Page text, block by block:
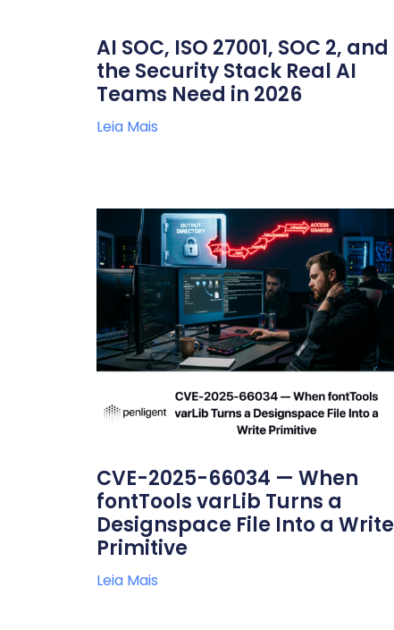
AI SOC, ISO 27001, SOC 2, and
the Security Stack Real AI
Teams Need in 2026
Leia Mais
CVE-2025-66034 — When
fontTools varLib Turns a
Designspace File Into a Write
Primitive
Leia Mais